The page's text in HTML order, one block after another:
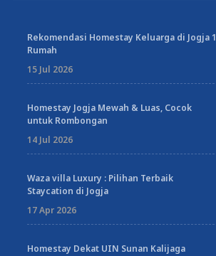
Rekomendasi Homestay Keluarga di Jogja 1
Rumah
15 Jul 2026
Homestay Jogja Mewah & Luas, Cocok
untuk Rombongan
14 Jul 2026
Waza villa Luxury : Pilihan Terbaik
Staycation di Jogja
17 Apr 2026
Homestay Dekat UIN Sunan Kalijaga